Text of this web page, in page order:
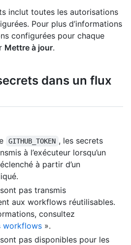
inclut toutes les autorisations
Pour plus d’informations
configurées pour chaque
Mettre à jour.
dans un flux
GITHUB_TOKEN , les secrets
à l’exécuteur lorsqu’un
à partir d’un
pas transmis
aux workflows réutilisables.
consultez
workflows ».
pas disponibles pour les